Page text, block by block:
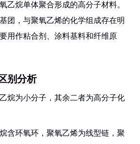
乙烷单体聚合形成的高分子材料。
团，与聚氧乙烯的化学组成存在明
用作粘合剂、涂料基料和纤维原
别分析
烷为小分子，其余二者为高分子化
含环氧环，聚氧乙烯为线型链，聚